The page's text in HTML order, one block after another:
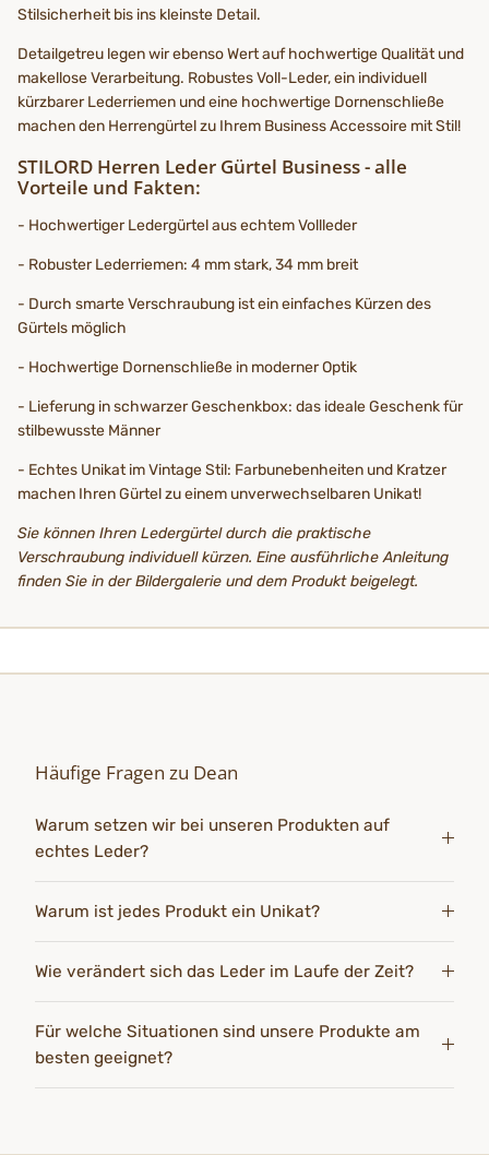
Stilsicherheit bis ins kleinste Detail.
Detailgetreu legen wir ebenso Wert auf hochwertige Qualität und
makellose Verarbeitung. Robustes Voll-Leder, ein individuell
kürzbarer Lederriemen und eine hochwertige Dornenschließe
machen den Herrengürtel zu Ihrem Business Accessoire mit Stil!
STILORD Herren Leder Gürtel Business - alle
Vorteile und Fakten:
- Hochwertiger Ledergürtel aus echtem Vollleder
- Robuster Lederriemen: 4 mm stark, 34 mm breit
- Durch smarte Verschraubung ist ein einfaches Kürzen des
Gürtels möglich
- Hochwertige Dornenschließe in moderner Optik
- Lieferung in schwarzer Geschenkbox: das ideale Geschenk für
stilbewusste Männer
- Echtes Unikat im Vintage Stil: Farbunebenheiten und Kratzer
machen Ihren Gürtel zu einem unverwechselbaren Unikat!
Sie können Ihren Ledergürtel durch die praktische
Verschraubung individuell kürzen. Eine ausführliche Anleitung
finden Sie in der Bildergalerie und dem Produkt beigelegt.
Häufige Fragen zu Dean
Warum setzen wir bei unseren Produkten auf
echtes Leder?
Warum ist jedes Produkt ein Unikat?
Wie verändert sich das Leder im Laufe der Zeit?
Für welche Situationen sind unsere Produkte am
besten geeignet?